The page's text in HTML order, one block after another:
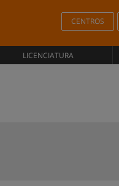
CENTROS
LICENCIATURA